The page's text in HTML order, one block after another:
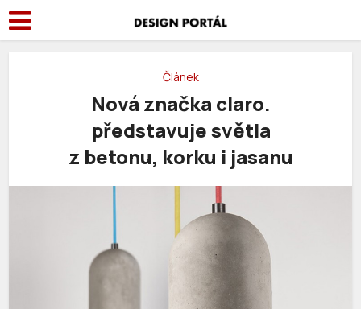
Článek
Nová značka claro.
představuje světla
z betonu, korku i jasanu